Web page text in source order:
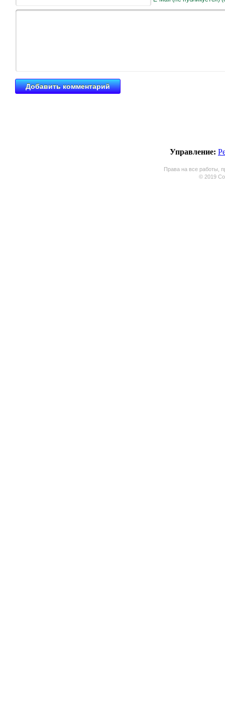
Управление:
Права на все работы,
© 2019